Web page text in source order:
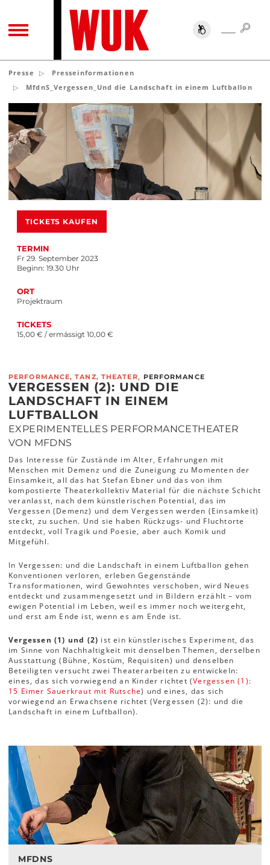
TOGGLE NAVIGATION SUCHE
Presse
Presseinformationen
MfdnS_Vergessen_Und die Landschaft in einem Luftballon
TICKETS KAUFEN
TERMIN
Fr 29. September 2023
Beginn: 19.30 Uhr
ORT
Projektraum
TICKETS
15,00 € / ermässigt 10,00 €
PERFORMANCE, TANZ, THEATER, PERFORMANCE
VERGESSEN (2): UND DIE
LANDSCHAFT IN EINEM
LUFTBALLON
EXPERIMENTELLES PERFORMANCETHEATER
VON MFDNS
Das Interesse für Zustände im Alter, Erfahrungen mit
Menschen mit Demenz und die Zuneigung zu Momenten der
Einsamkeit, all das hat Stefan Ebner und das von ihm
kompostierte Theaterkollektiv Material für die nächste Schicht
veranlasst, nach dem künstlerischen Potential, das im
Vergessen (Demenz) und dem Vergessen werden (Einsamkeit)
steckt, zu suchen. Und sie haben Rückzugs- und Fluchtorte
entdeckt, voll Tragik und Poesie, aber auch Komik und
Mitgefühl.
In Vergessen: und die Landschaft in einem Luftballon gehen
Konventionen verloren, erleben Gegenstände
Transformationen, wird Gewohntes verschoben, wird Neues
entdeckt und zusammengesetzt und in Bildern erzählt – vom
ewigen Potential im Leben, weil es immer noch weitergeht,
und erst am Ende ist, wenn es am Ende ist.
Vergessen (1) und (2) ist ein künstlerisches Experiment, das
im Sinne von Nachhaltigkeit mit denselben Themen, derselben
Ausstattung (Bühne, Kostüm, Requisiten) und denselben
Beteiligten versucht zwei Theaterarbeiten zu entwickeln:
eines, das sich vorwiegend an Kinder richtet (Vergessen (1):
15 Eimer Sauerkraut mit Rutsche) und eines, das sich
vorwiegend an Erwachsene richtet (Vergessen (2): und die
Landschaft in einem Luftballon).
MFDNS